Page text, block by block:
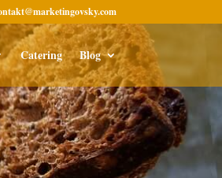
Catering Blog